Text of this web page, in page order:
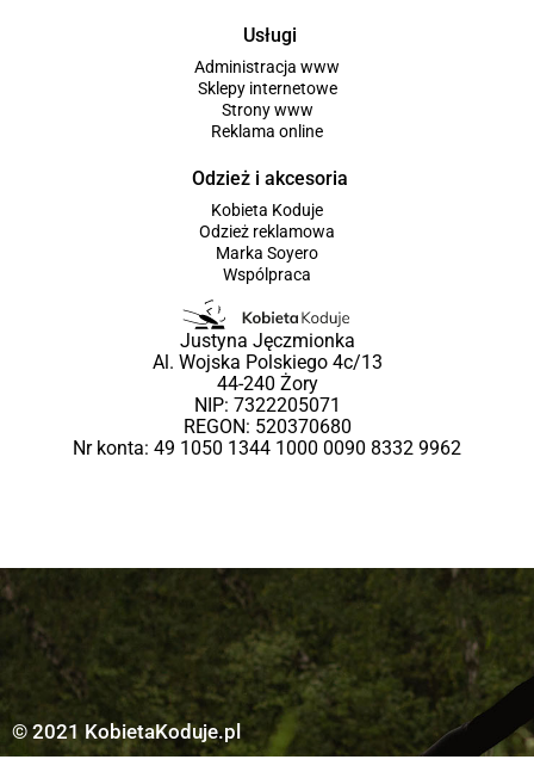
Usługi
Administracja www
Sklepy internetowe
Strony www
Reklama online
Odzież i akcesoria
Kobieta Koduje
Odzież reklamowa
Marka Soyero
Wspólpraca
Justyna Jęczmionka
Al. Wojska Polskiego 4c/13
44-240 Żory
NIP: 7322205071
REGON: 520370680
Nr konta: 49 1050 1344 1000 0090 8332 9962
© 2021 KobietaKoduje.pl